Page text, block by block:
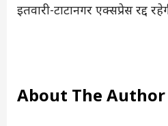
इतवारी-टाटानगर एक्सप्रेस रद्द
About The Author